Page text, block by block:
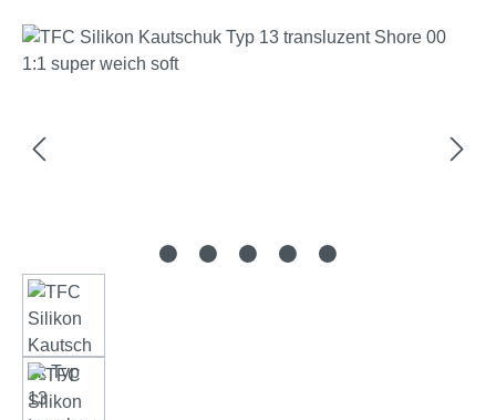
Bildergalerie überspringen